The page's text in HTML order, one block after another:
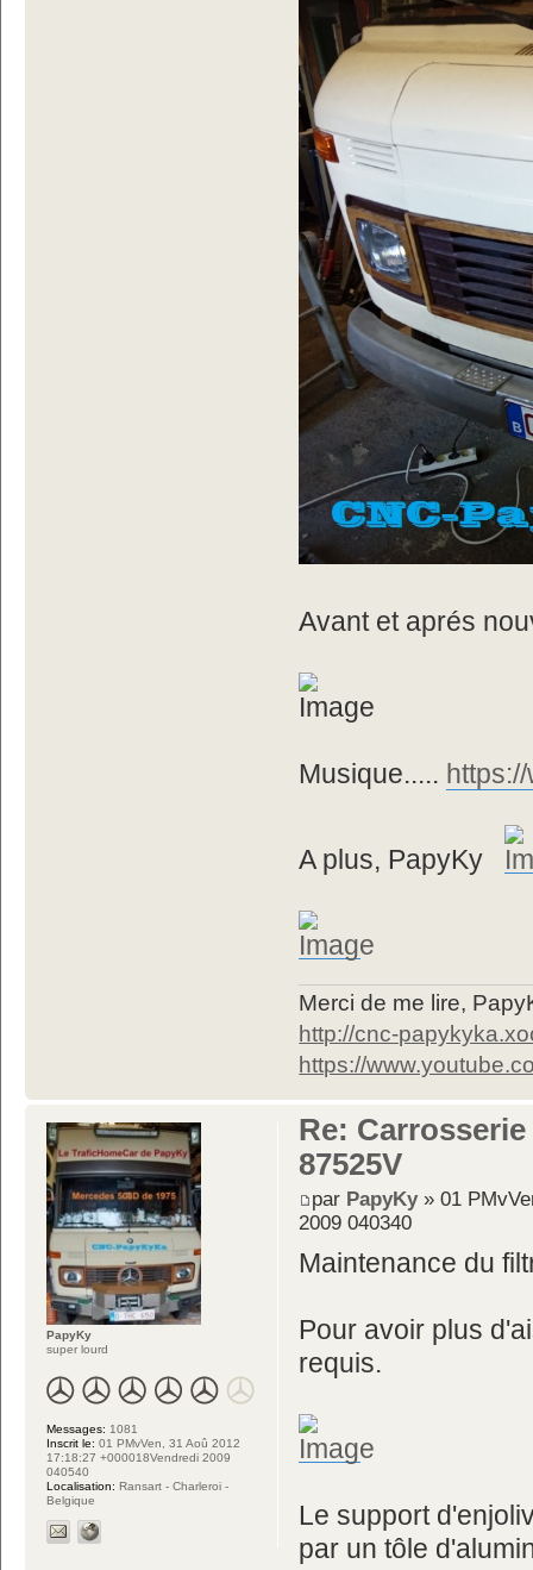
Avant et aprés
Musique.....
A plus, PapyKy
Merci de me lire,
http://cnc-
https://
Re:
87525V
par PapyKy» 01
2009 040340
Maintenance du
Pour avoir plus
requis.
Le support
par un tôle
PapyKy
super lourd
Messages: 1081
Inscrit le: 01 PMvVen, 31 Aoû 2012
17:18:27 +000018Vendredi 2009
040540
Localisation: Ransart - Charleroi -
Belgique